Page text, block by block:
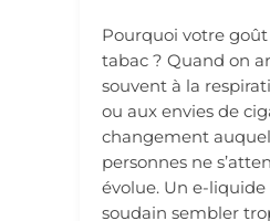
Pourquoi votre goût
tabac ? Quand on
souvent à la
ou aux envies de
changement
personnes ne
évolue. Un e-
soudain sembler